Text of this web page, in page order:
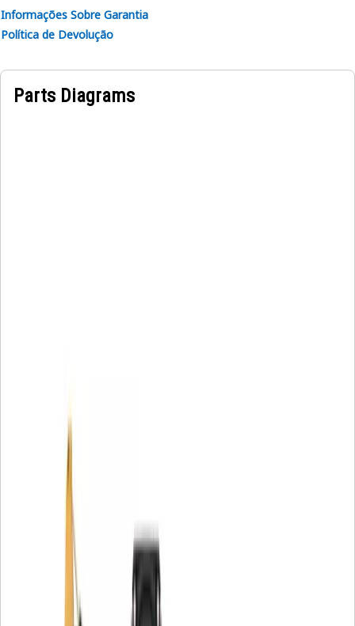
Informações Sobre Garantia
Política de Devolução
Parts Diagrams